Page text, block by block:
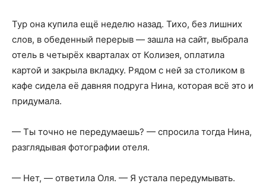
Тур она купила ещё неделю назад. Тихо, без лишних
слов, в обеденный перерыв — зашла на сайт, выбрала
отель в четырёх кварталах от Колизея, оплатила
картой и закрыла вкладку. Рядом с ней за столиком в
кафе сидела её давняя подруга Нина, которая всё это и
придумала.
— Ты точно не передумаешь? — спросила тогда Нина,
разглядывая фотографии отеля.
— Нет, — ответила Оля. — Я устала передумывать.